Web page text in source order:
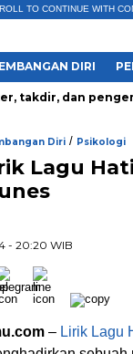
TO CONTINUE WITH
DIRI
dan
Diri / Psikologi
Lagu
- 20:20 WIB
– Lirik Lagu